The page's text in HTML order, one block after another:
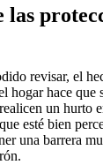
las
revisar, el
hogar hace que
un hurto
esté bien
una barrera